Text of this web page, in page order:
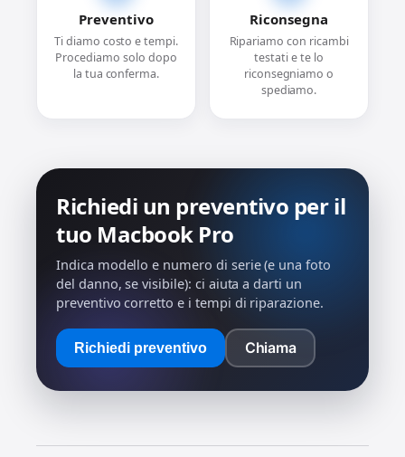
Preventivo
Ti diamo costo e tempi.
Procediamo solo dopo
la tua conferma.
Riconsegna
Ripariamo con ricambi
testati e te lo
riconsegniamo o
spediamo.
Richiedi un preventivo per il
tuo Macbook Pro
Indica modello e numero di serie (e una foto
del danno, se visibile): ci aiuta a darti un
preventivo corretto e i tempi di riparazione.
Richiedi preventivo Chiama